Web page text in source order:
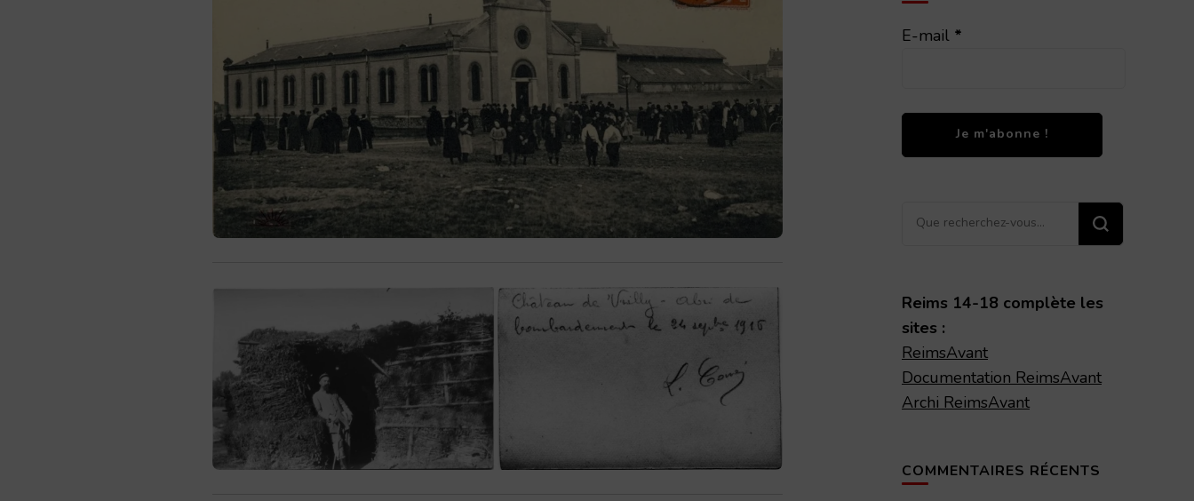
E-mail *
Vous
Reims 14-18 complète les
sites :
ReimsAvant
Documentation ReimsAvant
Archi ReimsAvant
COMMENTAIRES RÉCENTS